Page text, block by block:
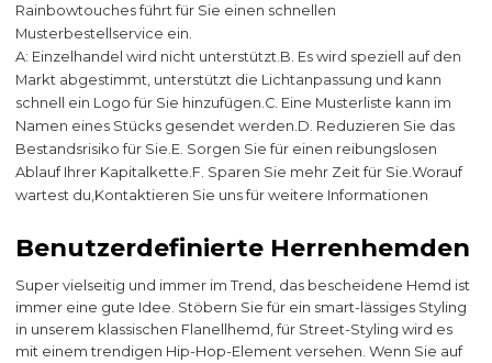
Rainbowtouches führt für Sie einen schnellen
Musterbestellservice ein.
A: Einzelhandel wird nicht unterstützt. B. Es wird speziell auf den
Markt abgestimmt, unterstützt die Lichtanpassung und kann
schnell ein Logo für Sie hinzufügen. C. Eine Musterliste kann im
Namen eines Stücks gesendet werden. D. Reduzieren Sie das
Bestandsrisiko für Sie. E. Sorgen Sie für einen reibungslosen
Ablauf Ihrer Kapitalkette. F. Sparen Sie mehr Zeit für Sie.Worauf
wartest du, Kontaktieren Sie uns für weitere Informationen
Benutzerdefinierte Herrenhemden
Super vielseitig und immer im Trend, das bescheidene Hemd ist
immer eine gute Idee. Stöbern Sie für ein smart-lässiges Styling
in unserem klassischen Flanellhemd, für Street-Styling wird es
mit einem trendigen Hip-Hop-Element versehen. Wenn Sie auf